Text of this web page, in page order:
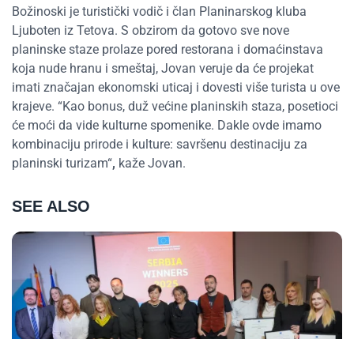
Božinoski je turistički vodič i član Planinarskog kluba
Ljuboten iz Tetova. S obzirom da gotovo sve nove
planinske staze prolaze pored restorana i domaćinstava
koja nude hranu i smeštaj, Jovan veruje da će projekat
imati značajan ekonomski uticaj i dovesti više turista u ove
krajeve. “Kao bonus, duž većine planinskih staza, posetioci
će moći da vide kulturne spomenike. Dakle ovde imamo
kombinaciju prirode i kulture: savršenu destinaciju za
planinski turizam“, kaže Jovan.
SEE ALSO